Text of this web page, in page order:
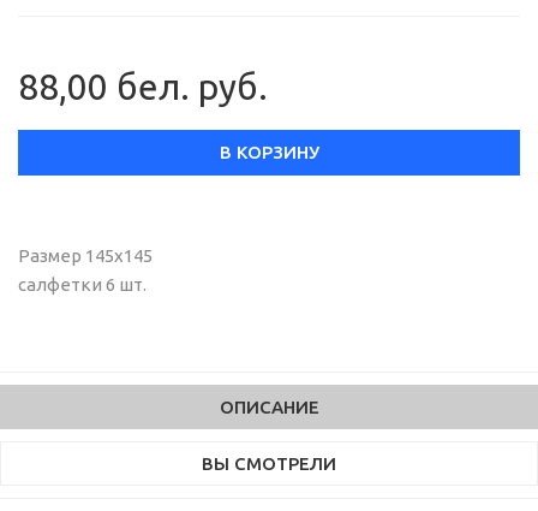
88,00 бел. руб.
В КОРЗИНУ
Размер 145х145
салфетки 6 шт.
ОПИСАНИЕ
ВЫ СМОТРЕЛИ